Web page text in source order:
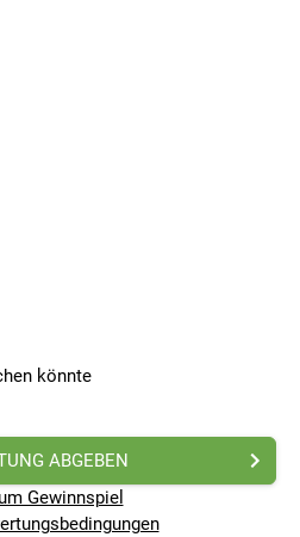
könnte
ABGEBEN
Gewinnspiel